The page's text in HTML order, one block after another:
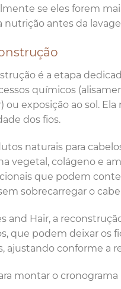
se eles forem
nutrição antes da
é a etapa
químicos
ou exposição ao sol.
dos fios.
naturais para
vegetal, colágeno e
que podem
sobrecarregar o
and Hair, a
que podem deixar os
ajustando conforme a
montar o